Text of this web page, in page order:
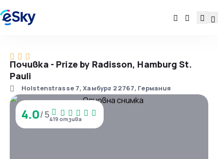
Почивка - Prize by Radisson, Hamburg St.
Pauli
Holstenstrasse 7, Хамбург 22767, Германия
4.0/ 5419 отзива